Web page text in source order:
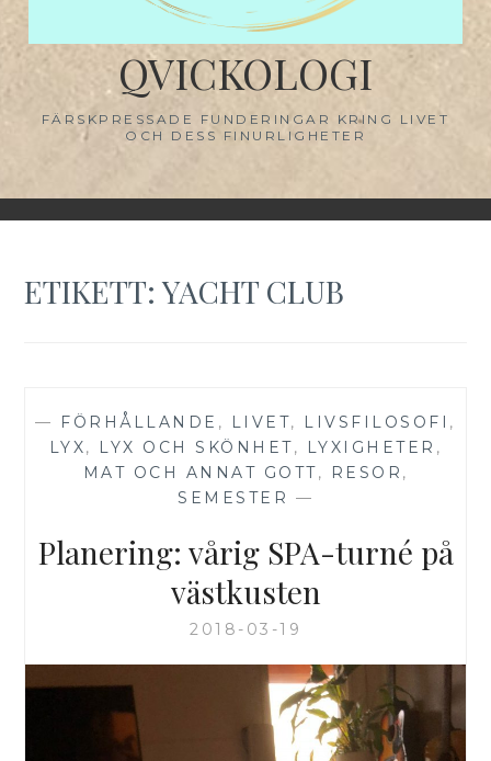
QVICKOLOGI
FÄRSKPRESSADE FUNDERINGAR KRING LIVET
OCH DESS FINURLIGHETER
ETIKETT:YACHT CLUB
— FÖRHÅLLANDE , LIVET, LIVSFILOSOFI ,
LYX, LYX OCH SKÖNHET, LYXIGHETER ,
MAT OCH ANNAT GOTT, RESOR ,
SEMESTER —
Planering: vårig SPA-turné på
västkusten
2018-03-19